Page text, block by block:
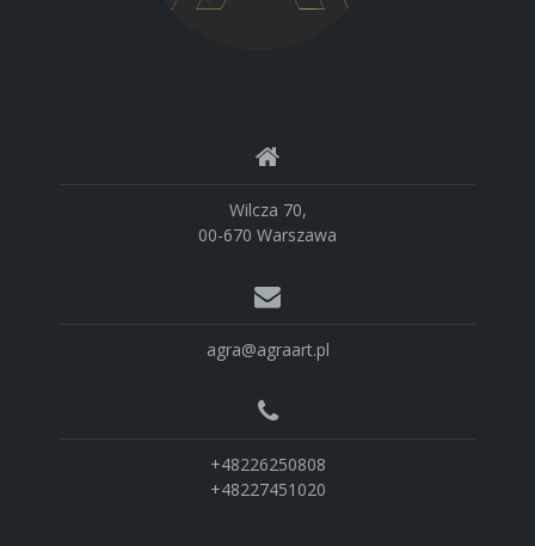
Wilcza 70,
00-670 Warszawa
agra@agraart.pl
+48226250808
+48227451020